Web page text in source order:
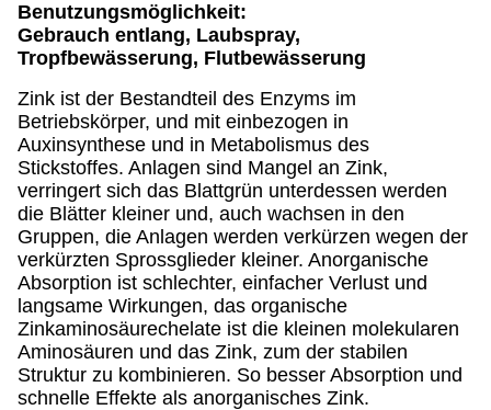
Benutzungsmöglichkeit:
Gebrauch entlang, Laubspray,
Tropfbewässerung, Flutbewässerung
Zink ist der Bestandteil des Enzyms im
Betriebskörper, und mit einbezogen in
Auxinsynthese und in Metabolismus des
Stickstoffes. Anlagen sind Mangel an Zink,
verringert sich das Blattgrün unterdessen werden
die Blätter kleiner und, auch wachsen in den
Gruppen, die Anlagen werden verkürzen wegen der
verkürzten Sprossglieder kleiner. Anorganische
Absorption ist schlechter, einfacher Verlust und
langsame Wirkungen, das organische
Zinkaminosäurechelate ist die kleinen molekularen
Aminosäuren und das Zink, zum der stabilen
Struktur zu kombinieren. So besser Absorption und
schnelle Effekte als anorganisches Zink.